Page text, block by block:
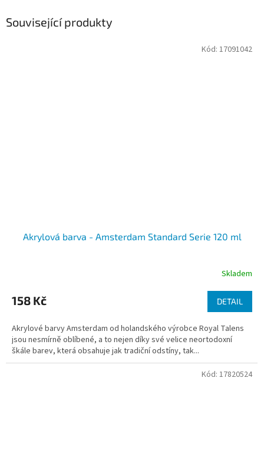
Související produkty
Akrylová barva - Amsterdam Standard Serie 120 ml
Skladem
158 Kč DETAIL
Akrylové barvy Amsterdam od holandského výrobce Royal Talens
jsou nesmírně oblíbené, a to nejen díky své velice neortodoxní
škále barev, která obsahuje jak tradiční odstíny, tak...
Kód: 17091042
Kód: 17820524